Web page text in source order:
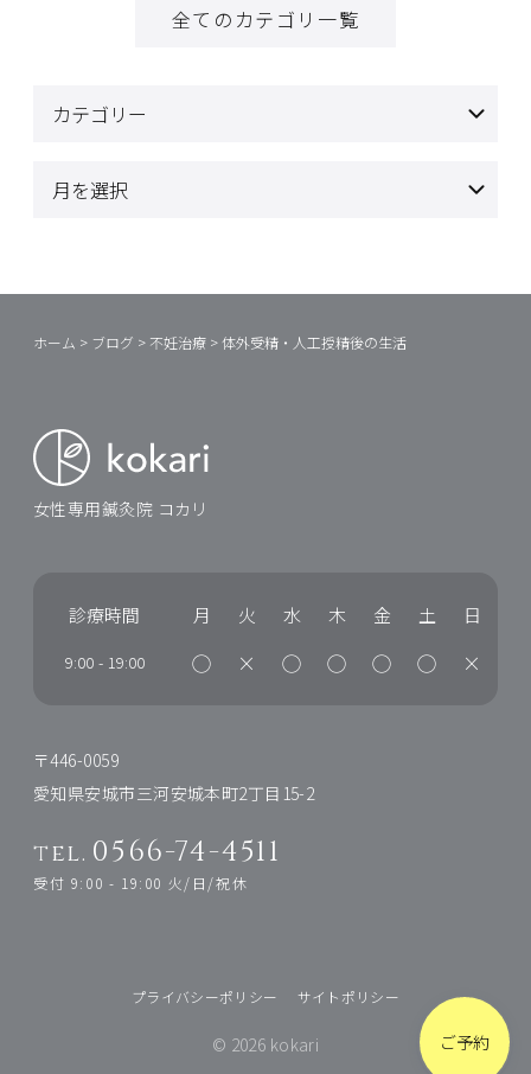
ご予約
全てのカテゴリ一覧
ホーム > ブログ > 不妊治療 >体外受精・人工授精後の生活
女性専用鍼灸院 コカリ
診療時間 月 火 水 木 金 土 日
9:00 - 19:00 ◯ × ◯ ◯ ◯ ◯ ×
〒446-0059
愛知県安城市三河安城本町2丁目15-2
tel. 0566-74-4511
受付 9:00 - 19:00 火/日/祝休
プライバシーポリシー サイトポリシー
© 2026 kokari